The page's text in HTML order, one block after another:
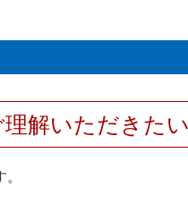
解いただきた